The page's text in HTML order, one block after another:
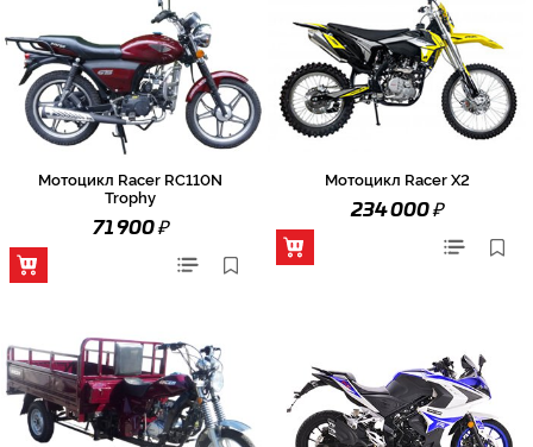
Мотоцикл Racer RC110N
Trophy
71 900₽
Мотоцикл Racer X2
234 000₽